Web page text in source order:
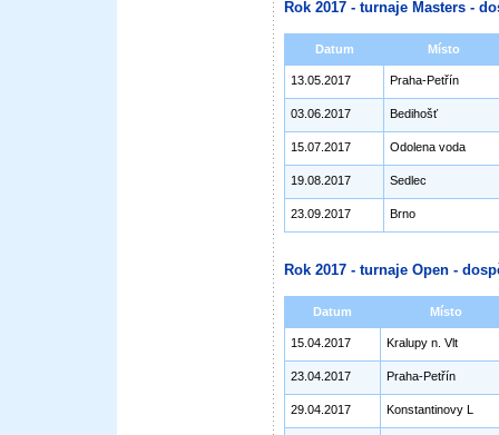
Rok 2017 - turnaje Masters -
Datum Místo
13.05.2017 Praha-Petřín
03.06.2017 Bedihošť
15.07.2017 Odolena voda
19.08.2017 Sedlec
23.09.2017 Brno
Rok 2017 - turnaje Open -
Datum Místo
15.04.2017 Kralupy n. Vlt
23.04.2017 Praha-Petřín
29.04.2017 Konstantinovy L